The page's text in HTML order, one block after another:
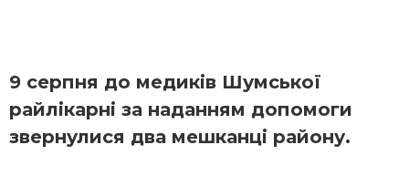
9 серпня до медиків Шумської
райлікарні за наданням допомоги
звернулися два мешканці району.